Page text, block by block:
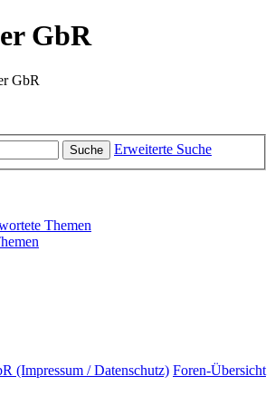
GbR
GbR
Suche Erweiterte Suche
Themen
(Impressum / Datenschutz) Foren-Übersicht